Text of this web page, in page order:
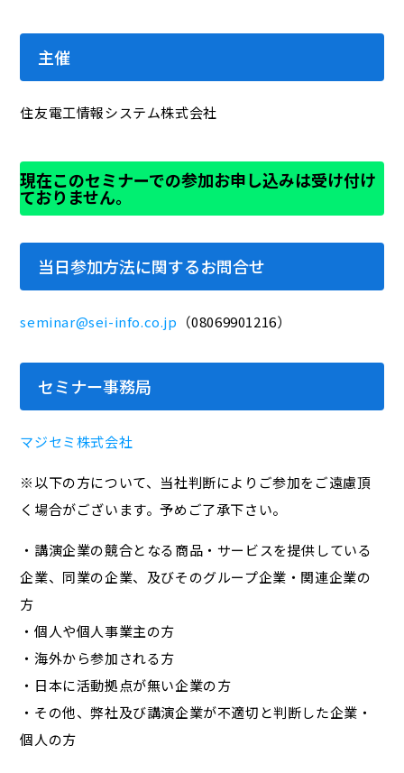
主催
住友電工情報システム株式会社
現在このセミナーでの参加お申し込みは受け付け
ておりません。
当日参加方法に関するお問合せ
seminar@sei-info.co.jp （08069901216）
セミナー事務局
マジセミ株式会社
※以下の方について、当社判断によりご参加をご遠慮頂
く場合がございます。予めご了承下さい。
・講演企業の競合となる商品・サービスを提供している
企業、同業の企業、及びそのグループ企業・関連企業の
方
・個人や個人事業主の方
・海外から参加される方
・日本に活動拠点が無い企業の方
・その他、弊社及び講演企業が不適切と判断した企業・
個人の方